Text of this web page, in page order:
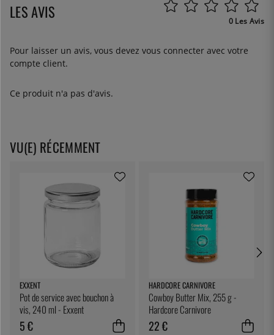
LES AVIS 0 Les Avis
Pour laisser un avis, vous devez vous connecter avec votre
compte client.
Ce produit n'a pas d'avis.
VU(E) RÉCEMMENT
EXXENT
Pot de service avec bouchon à
vis, 240 ml - Exxent
5 €
HARDCORE CARNIVORE
Cowboy Butter Mix, 255 g -
Hardcore Carnivore
22 €